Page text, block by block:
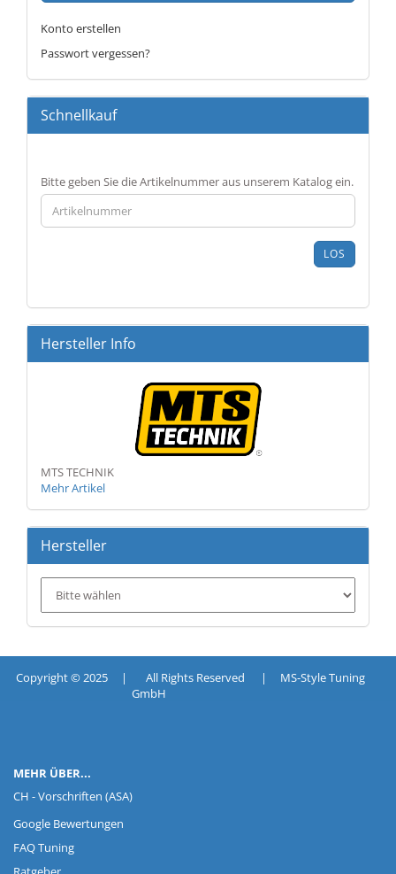
Konto erstellen
Passwort vergessen?
Schnellkauf
BITTE
GEBEN
SIE
DIE
EIN.
Bitte geben Sie die Artikelnummer aus unserem Katalog ein.
LOS
Hersteller Info
MTS TECHNIK
Mehr Artikel
Hersteller
Copyright © 2025 | All Rights Reserved | MS-Style Tuning
GmbH
MEHR ÜBER...
CH - Vorschriften (ASA)
Google Bewertungen
FAQ Tuning